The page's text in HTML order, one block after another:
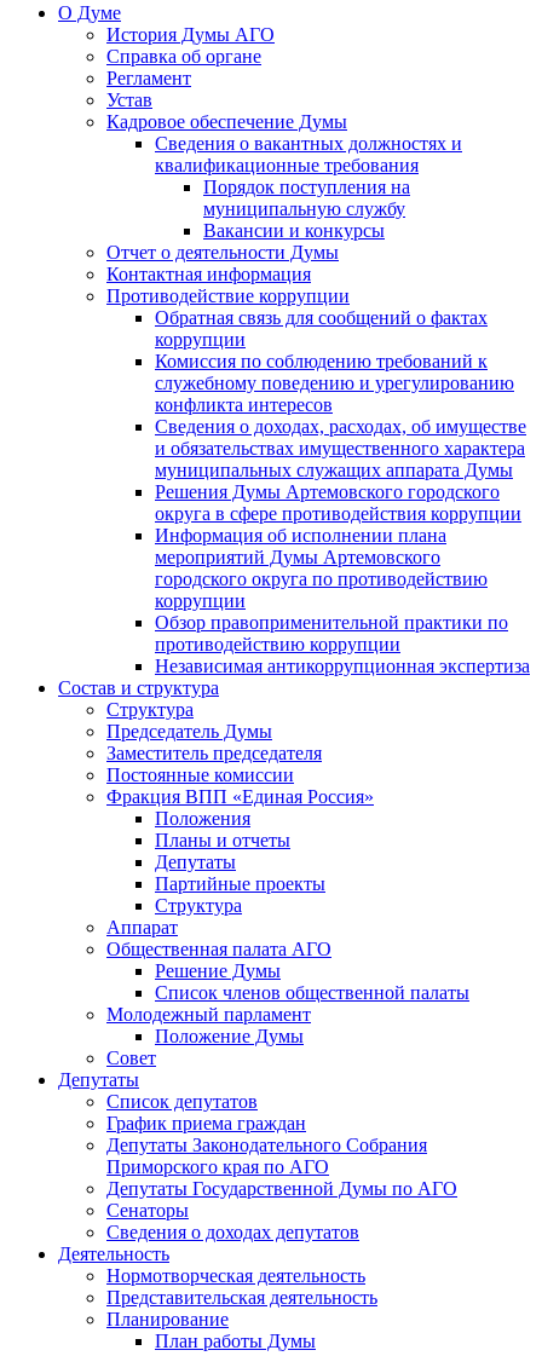
О Думе
История Думы АГО
Справка об органе
Регламент
Устав
Кадровое обеспечение Думы
Сведения о вакантных должностях и
квалификационные требования
Порядок поступления на
муниципальную службу
Вакансии и конкурсы
Отчет о деятельности Думы
Контактная информация
Противодействие коррупции
Обратная связь для сообщений о фактах
коррупции
Комиссия по соблюдению требований к
служебному поведению и урегулированию
конфликта интересов
Сведения о доходах, расходах, об имуществе
и обязательствах имущественного характера
муниципальных служащих аппарата Думы
Решения Думы Артемовского городского
округа в сфере противодействия коррупции
Информация об исполнении плана
мероприятий Думы Артемовского
городского округа по противодействию
коррупции
Обзор правоприменительной практики по
противодействию коррупции
Независимая антикоррупционная экспертиза
Состав и структура
Структура
Председатель Думы
Заместитель председателя
Постоянные комиссии
Фракция ВПП «Единая Россия»
Положения
Планы и отчеты
Депутаты
Партийные проекты
Структура
Аппарат
Общественная палата АГО
Решение Думы
Список членов общественной палаты
Молодежный парламент
Положение Думы
Совет
Депутаты
Список депутатов
График приема граждан
Депутаты Законодательного Собрания
Приморского края по АГО
Депутаты Государственной Думы по АГО
Сенаторы
Сведения о доходах депутатов
Деятельность
Нормотворческая деятельность
Представительская деятельность
Планирование
План работы Думы